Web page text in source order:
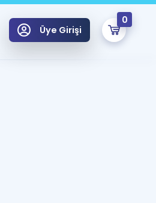
Üye Girişi
0
onlarca eğitim seni bekliyor!